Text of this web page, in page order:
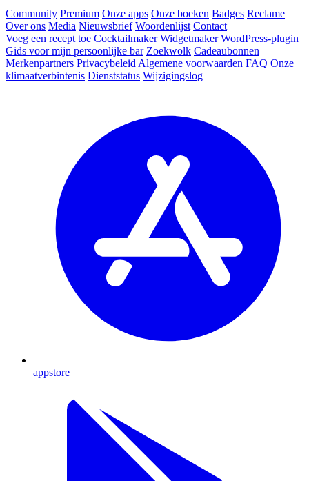
Community Premium Onze apps Onze boeken Badges Reclame
Over ons Media Nieuwsbrief Woordenlijst Contact
Voeg een recept toe Cocktailmaker Widgetmaker WordPress-plugin
Gids voor mijn persoonlijke bar Zoekwolk Cadeaubonnen
Merkenpartners Privacybeleid Algemene voorwaarden FAQ Onze
klimaatverbintenis Dienststatus Wijzigingslog
appstore